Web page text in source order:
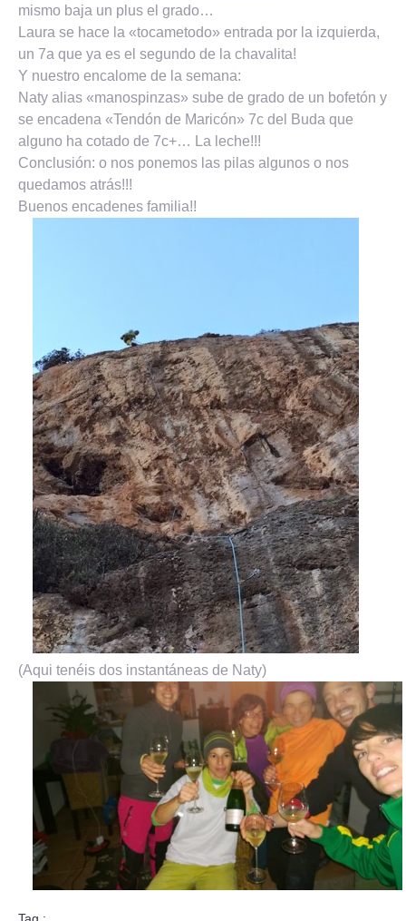
mismo baja un plus el grado…
Laura se hace la «tocametodo» entrada por la izquierda,
un 7a que ya es el segundo de la chavalita!
Y nuestro encalome de la semana:
Naty alias «manospinzas» sube de grado de un bofetón y
se encadena «Tendón de Maricón» 7c del Buda que
alguno ha cotado de 7c+… La leche!!!
Conclusión: o nos ponemos las pilas algunos o nos
quedamos atrás!!!
Buenos encadenes familia!!
(Aqui tenéis dos instantáneas de Naty)